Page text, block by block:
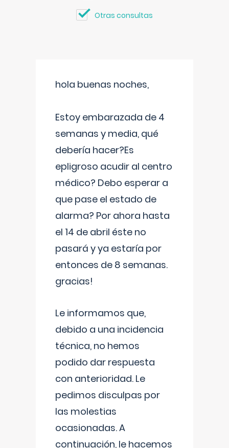
Otras consultas
hola buenas noches,
Estoy embarazada de 4
semanas y media, qué
debería hacer?Es
epligroso acudir al centro
médico? Debo esperar a
que pase el estado de
alarma? Por ahora hasta
el 14 de abril éste no
pasará y ya estaría por
entonces de 8 semanas.
gracias!
Le informamos que,
debido a una incidencia
técnica, no hemos
podido dar respuesta
con anterioridad. Le
pedimos disculpas por
las molestias
ocasionadas. A
continuación, le hacemos